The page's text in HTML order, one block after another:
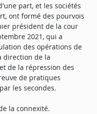
part, et les sociétés
ont formé des pourvois
président de la cour
2021, qui a
des opérations de
direction de la
de la répression des
de pratiques
les secondes.
la connexité.